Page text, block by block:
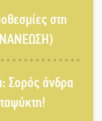
Αύγουστο του
στη
Σορός άνδρα